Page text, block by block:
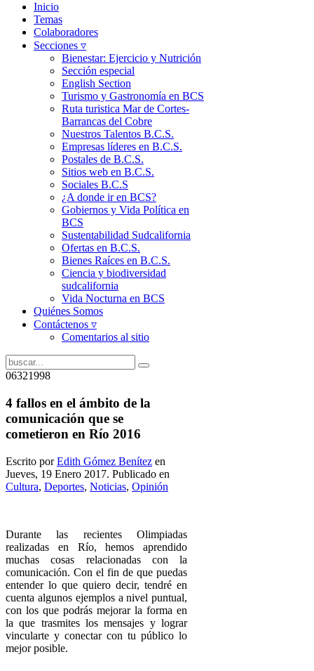
Inicio
Temas
Colaboradores
Secciones ▿
Bienestar: Ejercicio y Nutrición
Sección especial
English Section
Turismo y Gastronomía en BCS
Ruta turistica Mar de Cortes-
Barrancas del Cobre
Nuestros Talentos B.C.S.
Empresas líderes en B.C.S.
Postales de B.C.S.
Sitios web en B.C.S.
Sociales B.C.S
¿A donde ir en BCS?
Gobiernos y Vida Política en
BCS
Sustentabilidad Sudcalifornia
Ofertas en B.C.S.
Bienes Raíces en B.C.S.
Ciencia y biodiversidad
sudcalifornia
Vida Nocturna en BCS
Quiénes Somos
Contáctenos ▿
Comentarios al sitio
06321998
4 fallos en el ámbito de la
comunicación que se
cometieron en Río 2016
Escrito porEdith Gómez Benítez en
Jueves, 19 Enero 2017. Publicado en
Cultura, Deportes, Noticias, Opinión
Durante las recientes Olimpiadas
realizadas en Río, hemos aprendido
muchas cosas relacionadas con la
comunicación. Con el fin de que puedas
entender lo que quiero decir, tendré en
cuenta algunos ejemplos a nivel puntual,
con los que podrás mejorar la forma en
la que trasmites los mensajes y lograr
vincularte y conectar con tu público lo
mejor posible.